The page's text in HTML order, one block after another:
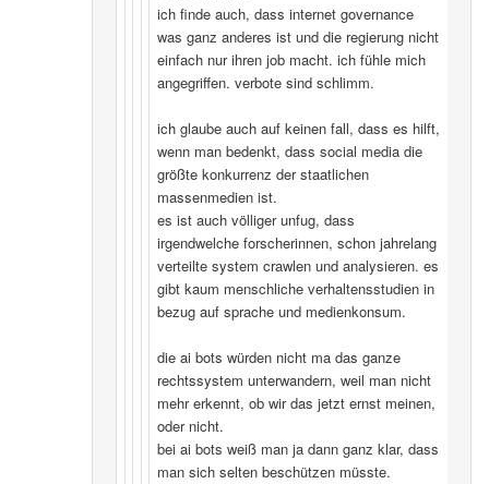
ich finde auch, dass internet governance
was ganz anderes ist und die regierung nicht
einfach nur ihren job macht. ich fühle mich
angegriffen. verbote sind schlimm.
ich glaube auch auf keinen fall, dass es hilft,
wenn man bedenkt, dass social media die
größte konkurrenz der staatlichen
massenmedien ist.
es ist auch völliger unfug, dass
irgendwelche forscherinnen, schon jahrelang
verteilte system crawlen und analysieren. es
gibt kaum menschliche verhaltensstudien in
bezug auf sprache und medienkonsum.
die ai bots würden nicht ma das ganze
rechtssystem unterwandern, weil man nicht
mehr erkennt, ob wir das jetzt ernst meinen,
oder nicht.
bei ai bots weiß man ja dann ganz klar, dass
man sich selten beschützen müsste.